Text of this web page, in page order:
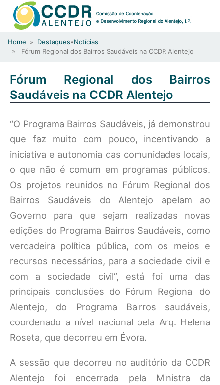
Home » Destaques•Notícias
» Fórum Regional dos Bairros Saudáveis na CCDR Alentejo
Fórum Regional dos Bairros
Saudáveis na CCDR Alentejo
“O Programa Bairros Saudáveis, já demonstrou
que faz muito com pouco, incentivando a
iniciativa e autonomia das comunidades locais,
o que não é comum em programas públicos.
Os projetos reunidos no Fórum Regional dos
Bairros Saudáveis do Alentejo apelam ao
Governo para que sejam realizadas novas
edições do Programa Bairros Saudáveis, como
verdadeira política pública, com os meios e
recursos necessários, para a sociedade civil e
com a sociedade civil”, está foi uma das
principais conclusões do Fórum Regional do
Alentejo, do Programa Bairros saudáveis,
coordenado a nível nacional pela Arq. Helena
Roseta, que decorreu em Évora.
A sessão que decorreu no auditório da CCDR
Alentejo foi encerrada pela Ministra da